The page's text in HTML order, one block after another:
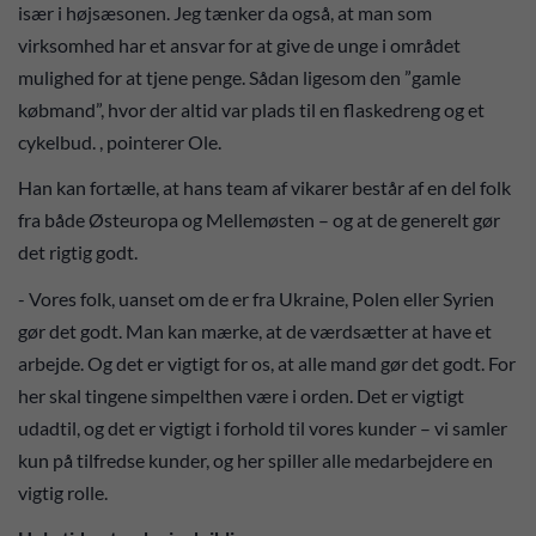
især i højsæsonen. Jeg tænker da også, at man som
virksomhed har et ansvar for at give de unge i området
mulighed for at tjene penge. Sådan ligesom den ”gamle
købmand”, hvor der altid var plads til en flaskedreng og et
cykelbud. , pointerer Ole.
Han kan fortælle, at hans team af vikarer består af en del folk
fra både Østeuropa og Mellemøsten – og at de generelt gør
det rigtig godt.
- Vores folk, uanset om de er fra Ukraine, Polen eller Syrien
gør det godt. Man kan mærke, at de værdsætter at have et
arbejde. Og det er vigtigt for os, at alle mand gør det godt. For
her skal tingene simpelthen være i orden. Det er vigtigt
udadtil, og det er vigtigt i forhold til vores kunder – vi samler
kun på tilfredse kunder, og her spiller alle medarbejdere en
vigtig rolle.